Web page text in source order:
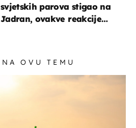
svjetskih parova stigao na
Jadran, ovakve reakcije
NA OVU TEMU